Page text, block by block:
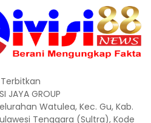
JAYA GROUP
Watulea, Kec. Gu, Kab.
Tenggara (Sultra), Kode